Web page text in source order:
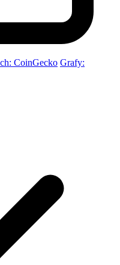
CoinGecko Grafy: